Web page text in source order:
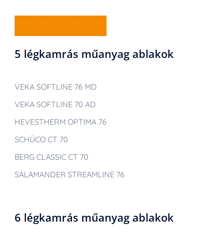
5 légkamrás műanyag ablakok
VEKA SOFTLINE 76 MD
VEKA SOFTLINE 70 AD
HEVESTHERM OPTIMA 76
SCHÜCO CT 70
BERG CLASSIC CT 70
SALAMANDER STREAMLINE 76
6 légkamrás műanyag ablakok